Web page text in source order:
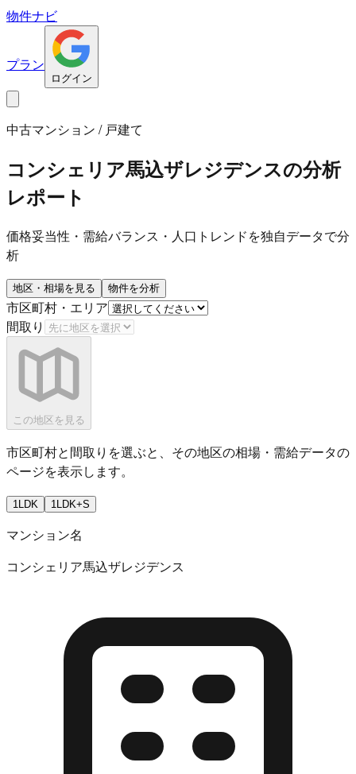
物件ナビ
プラン
ログイン
中古マンション / 戸建て
コンシェリア馬込ザレジデンスの分析
レポート
価格妥当性・需給バランス・人口トレンドを独自データで分
析
地区・相場を見る 物件を分析
市区町村・エリア
間取り
この地区を見る
市区町村と間取りを選ぶと、その地区の相場・需給データの
ページを表示します。
1LDK 1LDK+S
マンション名
コンシェリア馬込ザレジデンス